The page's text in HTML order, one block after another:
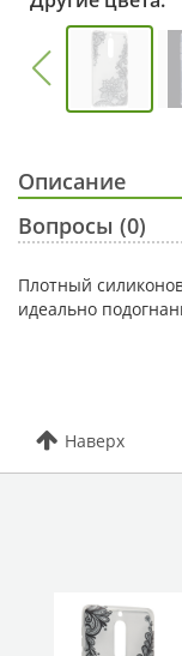
Описание
Вопросы (0)
Плотный
идеально
Наверх